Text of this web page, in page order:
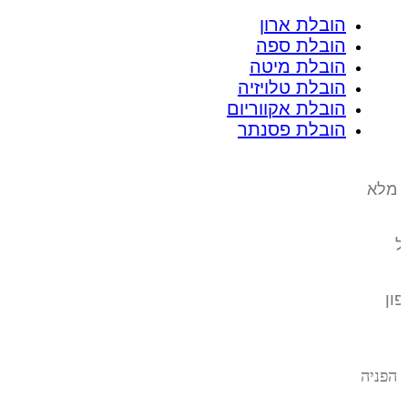
הובלת ארון
הובלת ספה
הובלת מיטה
הובלת טלויזיה
הובלת אקווריום
הובלת פסנתר